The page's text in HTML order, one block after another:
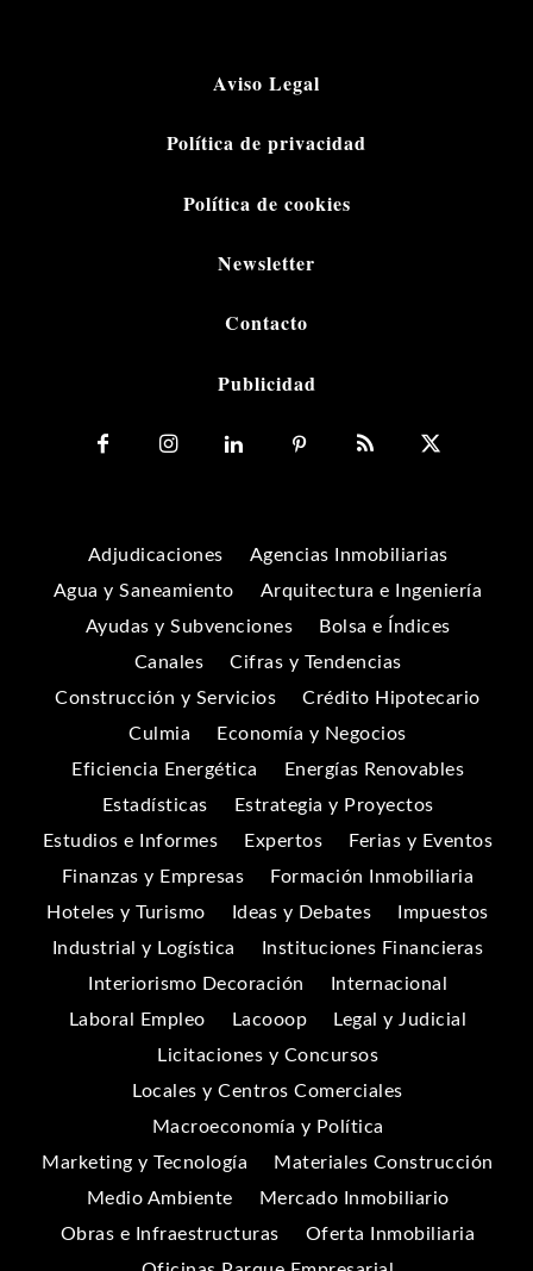
Aviso Legal
Política de privacidad
Política de cookies
Newsletter
Contacto
Publicidad
Adjudicaciones
Agencias Inmobiliarias
Agua y Saneamiento
Arquitectura e Ingeniería
Ayudas y Subvenciones
Bolsa e Índices
Canales
Cifras y Tendencias
Construcción y Servicios
Crédito Hipotecario
Culmia
Economía y Negocios
Eficiencia Energética
Energías Renovables
Estadísticas
Estrategia y Proyectos
Estudios e Informes
Expertos
Ferias y Eventos
Finanzas y Empresas
Formación Inmobiliaria
Hoteles y Turismo
Ideas y Debates
Impuestos
Industrial y Logística
Instituciones Financieras
Interiorismo Decoración
Internacional
Laboral Empleo
Lacooop
Legal y Judicial
Licitaciones y Concursos
Locales y Centros Comerciales
Macroeconomía y Política
Marketing y Tecnología
Materiales Construcción
Medio Ambiente
Mercado Inmobiliario
Obras e Infraestructuras
Oferta Inmobiliaria